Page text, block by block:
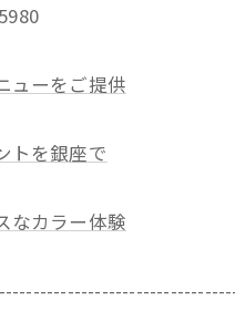
ューをご提供
トを銀座で
なカラー体験